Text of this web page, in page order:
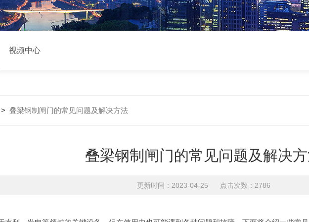
视频中心
叠梁钢制闸门的常见问题及解决方法
叠梁钢制闸门的常见问题及解决
更新时间：2023-04-25 点击次数：2786